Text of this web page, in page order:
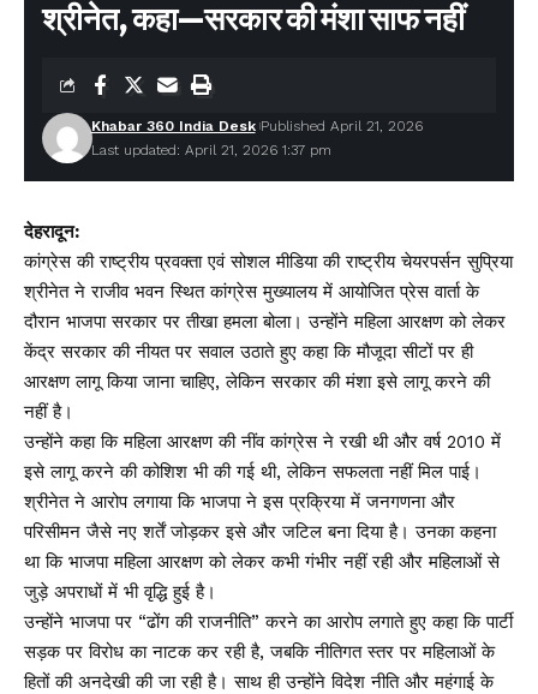
श्रीनेत, कहा—सरकार की मंशा साफ नहीं
Last updated: April 21, 2026 1:37 pm
Khabar 360 India Desk Published April 21, 2026
देहरादून:
कांग्रेस की राष्ट्रीय प्रवक्ता एवं सोशल मीडिया की राष्ट्रीय चेयरपर्सनसुप्रिया
श्रीनेतने राजीव भवन स्थित कांग्रेस मुख्यालय में आयोजित प्रेस वार्ता के
दौरान भाजपा सरकार पर तीखा हमला बोला। उन्होंने महिला आरक्षण को लेकर
केंद्र सरकार की नीयत पर सवाल उठाते हुए कहा कि मौजूदा सीटों पर ही
आरक्षण लागू किया जाना चाहिए, लेकिन सरकार की मंशा इसे लागू करने की
नहीं है।
उन्होंने कहा कि महिला आरक्षण की नींव कांग्रेस ने रखी थी और वर्ष 2010 में
इसे लागू करने की कोशिश भी की गई थी, लेकिन सफलता नहीं मिल पाई।
श्रीनेत ने आरोप लगाया कि भाजपा ने इस प्रक्रिया में जनगणना और
परिसीमन जैसे नए शर्तें जोड़कर इसे और जटिल बना दिया है। उनका कहना
था कि भाजपा महिला आरक्षण को लेकर कभी गंभीर नहीं रही और महिलाओं से
जुड़े अपराधों में भी वृद्धि हुई है।
उन्होंने भाजपा पर “ढोंग की राजनीति” करने का आरोप लगाते हुए कहा कि पार्टी
सड़क पर विरोध का नाटक कर रही है, जबकि नीतिगत स्तर पर महिलाओं के
हितों की अनदेखी की जा रही है। साथ ही उन्होंने विदेश नीति और महंगाई के